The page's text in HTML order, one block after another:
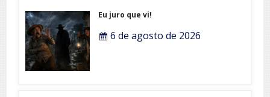
Eu juro que vi!
6 de agosto de 2026